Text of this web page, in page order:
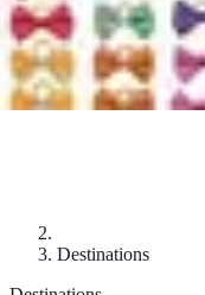
Destinations